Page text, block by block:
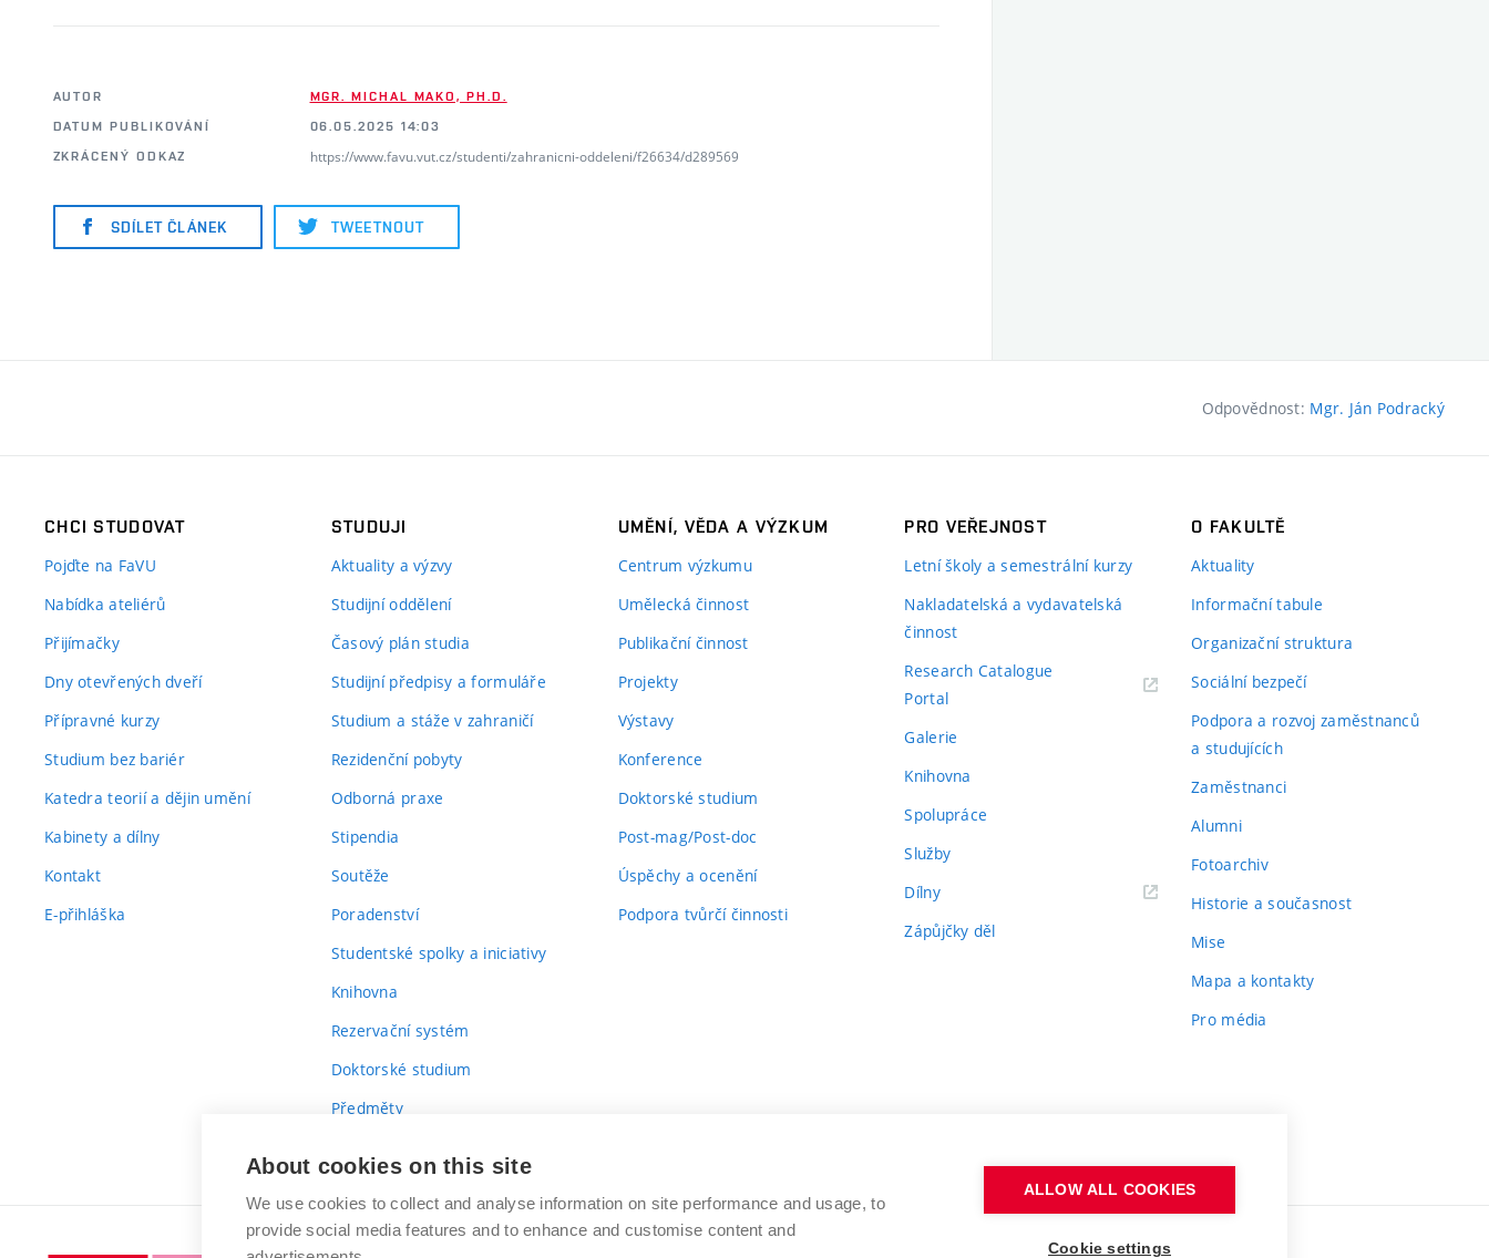
AUTOR
MGR. MICHAL MAKO, PH.D.
DATUM PUBLIKOVÁNÍ
06.05.2025 14:03
ZKRÁCENÝ ODKAZ
https://www.favu.vut.cz/studenti/zahranicni-oddeleni/f26634/d289569
SDÍLET ČLÁNEK TWEETNOUT
Odpovědnost: Mgr. Ján Podracký
CHCI STUDOVAT
Pojďte na FaVU
Nabídka ateliérů
Přijímačky
Dny otevřených dveří
Přípravné kurzy
Studium bez bariér
Katedra teorií a dějin umění
Kabinety a dílny
Kontakt
E-přihláška
STUDUJI
Aktuality a výzvy
Studijní oddělení
Časový plán studia
Studijní předpisy a formuláře
Studium a stáže v zahraničí
Rezidenční pobyty
Odborná praxe
Stipendia
Soutěže
Poradenství
Studentské spolky a iniciativy
Knihovna
Rezervační systém
Doktorské studium
Předměty
UMĚNÍ, VĚDA A VÝZKUM
Centrum výzkumu
Umělecká činnost
Publikační činnost
Projekty
Výstavy
Konference
Doktorské studium
Post-mag/Post-doc
Úspěchy a ocenění
Podpora tvůrčí činnosti
PRO VEŘEJNOST
Letní školy a semestrální kurzy
Nakladatelská a vydavatelská
činnost
Research Catalogue
Portal
Galerie
Knihovna
Spolupráce
Služby
Dílny
Zápůjčky děl
O FAKULTĚ
Aktuality
Informační tabule
Organizační struktura
Sociální bezpečí
Podpora a rozvoj zaměstnanců
a studujících
Zaměstnanci
Alumni
Fotoarchiv
Historie a současnost
Mise
Mapa a kontakty
Pro média
About cookies on this site
We use cookies to collect and analyse information on site performance and usage, to
provide social media features and to enhance and customise content and
ALLOW ALL COOKIES
Cookie settings